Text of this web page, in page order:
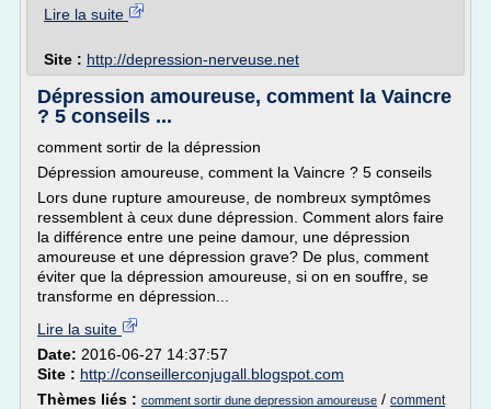
Lire la suite
Site : http://depression-nerveuse.net
Dépression amoureuse, comment la Vaincre
? 5 conseils ...
comment sortir de la dépression
Dépression amoureuse, comment la Vaincre ? 5 conseils
Lors dune rupture amoureuse, de nombreux symptômes
ressemblent à ceux dune dépression. Comment alors faire
la différence entre une peine damour, une dépression
amoureuse et une dépression grave? De plus, comment
éviter que la dépression amoureuse, si on en souffre, se
transforme en dépression...
Lire la suite
Date: 2016-06-27 14:37:57
Site : http://conseillerconjugall.blogspot.com
Thèmes liés : comment sortir dune depression amoureuse / comment